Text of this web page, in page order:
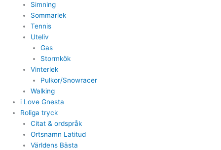
Simning
Sommarlek
Tennis
Uteliv
Gas
Stormkök
Vinterlek
Pulkor/Snowracer
Walking
i Love Gnesta
Roliga tryck
Citat & ordspråk
Ortsnamn Latitud
Världens Bästa